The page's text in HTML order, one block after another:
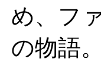
め、フ
の物語